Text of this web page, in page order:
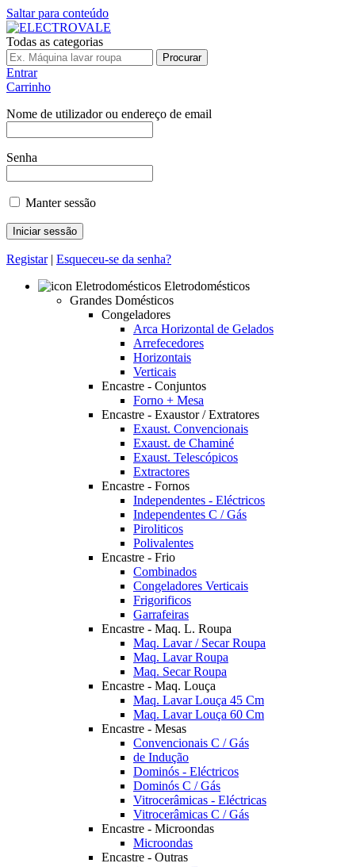
Saltar para conteúdo
Todas as categorias
Procurar
Entrar
Carrinho
Nome de utilizador ou endereço de email
Senha
Manter sessão
Registar| Esqueceu-se da senha?
Eletrodomésticos
Grandes Domésticos
Congeladores
Arca Horizontal de Gelados
Arrefecedores
Horizontais
Verticais
Encastre - Conjuntos
Forno + Mesa
Encastre - Exaustor / Extratores
Exaust. Convencionais
Exaust. de Chaminé
Exaust. Telescópicos
Extractores
Encastre - Fornos
Independentes - Eléctricos
Independentes C / Gás
Piroliticos
Polivalentes
Encastre - Frio
Combinados
Congeladores Verticais
Frigorificos
Garrafeiras
Encastre - Maq. L. Roupa
Maq. Lavar / Secar Roupa
Maq. Lavar Roupa
Maq. Secar Roupa
Encastre - Maq. Louça
Maq. Lavar Louça 45 Cm
Maq. Lavar Louça 60 Cm
Encastre - Mesas
Convencionais C / Gás
de Indução
Dominós - Eléctricos
Dominós C / Gás
Vitrocerâmicas - Eléctricas
Vitrocerâmicas C / Gás
Encastre - Microondas
Microondas
Encastre - Outras